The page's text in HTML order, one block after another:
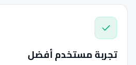
تجربة مستخدم أفضل